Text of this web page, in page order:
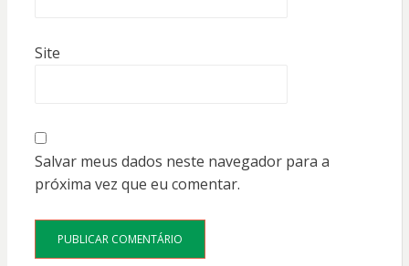
Site
Salvar meus dados neste navegador para a
próxima vez que eu comentar.